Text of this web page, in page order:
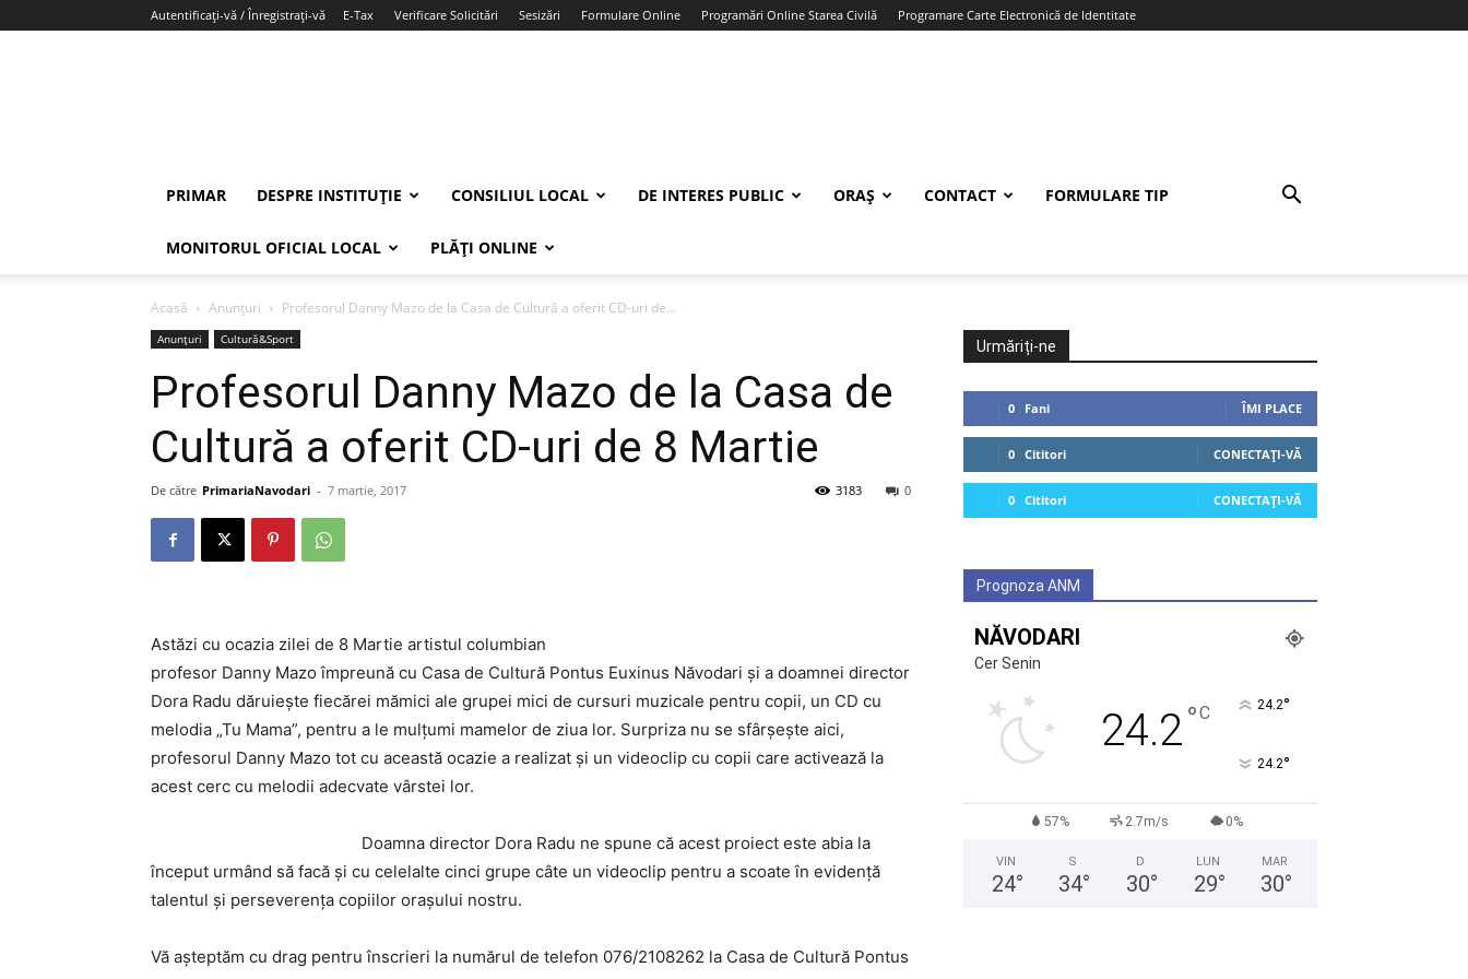
Autentificați-vă / Înregistrați-vă E-Tax Verificare Solicitări Sesizări Formulare Online Programări Online Starea Civilă Programare Carte Electronică de Identitate
PRIMAR DESPRE INSTITUȚIE CONSILIUL LOCAL DE INTERES PUBLIC ORAȘ CONTACT FORMULARE TIP
MONITORUL OFICIAL LOCAL PLĂȚI ONLINE
Acasă Anunțuri Profesorul Danny Mazo de la Casa de Cultură a oferit CD-uri de...
Anunțuri Cultură&Sport
Profesorul Danny Mazo de la Casa de
Cultură a oferit CD-uri de 8 Martie
De către PrimariaNavodari - 7 martie, 2017 0
3183
Astăzi cu ocazia zilei de 8 Martie artistul columbian
profesor Danny Mazo împreună cu Casa de Cultură Pontus Euxinus Năvodari și a doamnei director
Dora Radu dăruiește fiecărei mămici ale grupei mici de cursuri muzicale pentru copii, un CD cu
melodia „Tu Mama”, pentru a le mulțumi mamelor de ziua lor. Surpriza nu se sfârșește aici,
profesorul Danny Mazo tot cu această ocazie a realizat și un videoclip cu copii care activează la
acest cerc cu melodii adecvate vârstei lor.
Doamna director Dora Radu ne spune că acest proiect este abia la
început urmând să facă și cu celelalte cinci grupe câte un videoclip pentru a scoate în evidență
talentul și perseverența copiilor orașului nostru.
Vă așteptăm cu drag pentru înscrieri la numărul de telefon 076/2108262 la Casa de Cultură Pontus
Urmăriți-ne
0 Fani ÎMI PLACE
0 Cititori CONECTAȚI-VĂ
0 Cititori CONECTAȚI-VĂ
Prognoza ANM
NĂVODARI
Cer Senin
24.2°C 24.2°
24.2°
57% 2.7m/s 0%
VIN
24°
S
34°
D
30°
LUN
29°
MAR
30°